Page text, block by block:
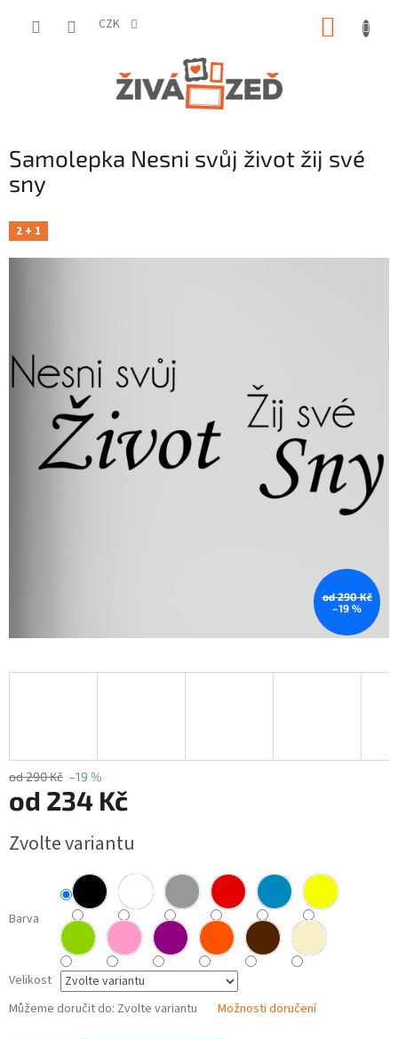
CZK
Samolepka Nesni svůj život žij své
sny
2 + 1
od 290 Kč
–19 %
od 290 Kč –19 %
od 234 Kč
cena:
Zvolte variantu
Barva
Velikost
Můžeme doručit do: Zvolte variantu Možnosti doručení